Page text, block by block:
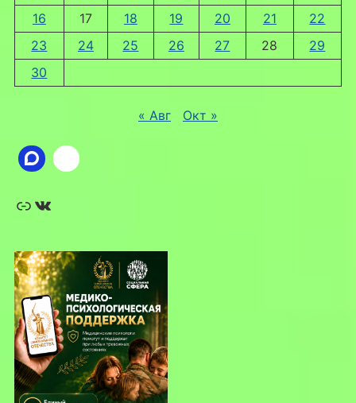
16
17 18 19 20 21
22
23
24 25 26 27 28
29
30
« Авг Окт »
Ссылка